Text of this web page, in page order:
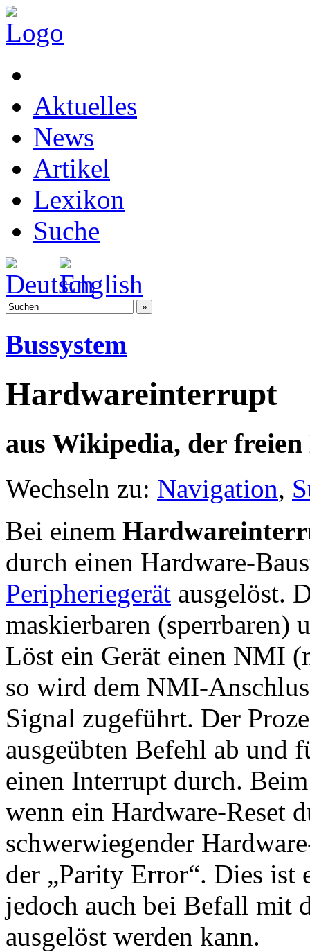
Aktuelles
News
Artikel
Lexikon
Suche
Bussystem
Hardwareinterrupt
aus Wikipedia, der
Wechseln zu: Navigation,
Bei einem
durch einen Hardware-
Peripheriegerät ausgelöst.
maskierbaren (sperrbaren)
Löst ein Gerät einen NMI
so wird dem NMI-
Signal zugeführt. Der
ausgeübten Befehl ab und
einen Interrupt durch.
wenn ein Hardware-Reset
schwerwiegender
der „Parity Error“. Dies ist
jedoch auch bei Befall mit
ausgelöst werden kann.